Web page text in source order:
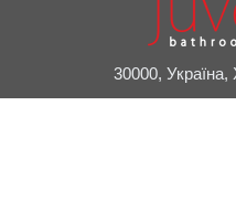
30000,